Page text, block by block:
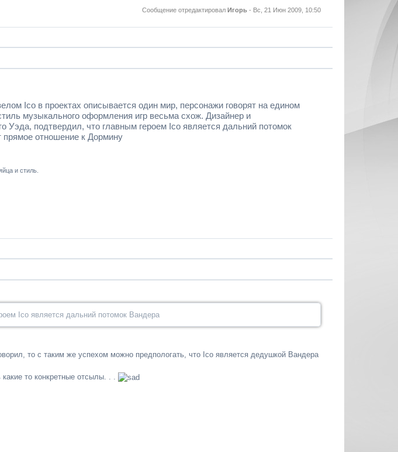
Сообщение отредактировал Игорь - Вс, 21 Июн 2009, 10:50
Ico в проектах описывается один мир, персонажи говорят на едином
музыкального оформления игр весьма схож. Дизайнер и
Уэда, подтвердил, что главным героем Ico является дальний потомок
прямое отношение к Дормину
и стиль.
Ico является дальний потомок Вандера
то с таким же успехом можно предпологать, что Ico является дедушкой Вандера
то конкретные отсылы. . .